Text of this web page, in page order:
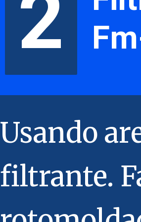
Usando
filtrante.
2
2